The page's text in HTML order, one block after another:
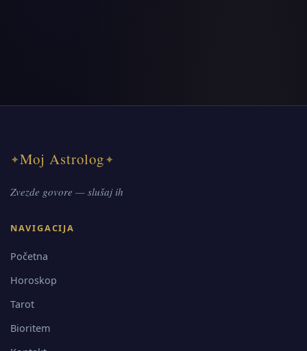
✦Moj Astrolog✦
Zvezde govore — slušaj ih
NAVIGACIJA
Početna
Horoskop
Tarot
Bioritem